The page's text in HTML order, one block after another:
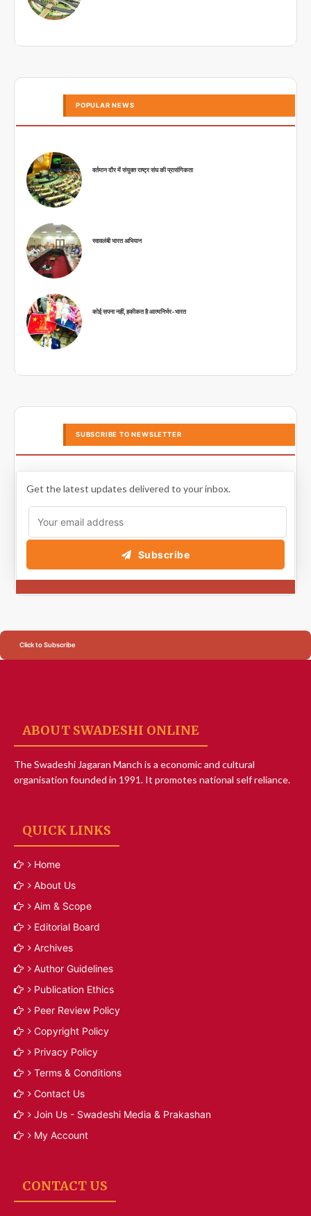
POPULAR NEWS
वर्तमान दौर में संयुक्त राष्ट्र संघ की प्रासंगिकता
स्वावलंबी भारत अभियान
कोई सपना नहीं, हकीकत है आत्मनिर्भर-भारत
SUBSCRIBE TO NEWSLETTER
Get the latest updates delivered to your inbox.
Subscribe
Click to Subscribe
ABOUT SWADESHI ONLINE
The Swadeshi Jagaran Manch is a economic and cultural
organisation founded in 1991. It promotes national self reliance.
QUICK LINKS
Home
About Us
Aim & Scope
Editorial Board
Archives
Author Guidelines
Publication Ethics
Peer Review Policy
Copyright Policy
Privacy Policy
Terms & Conditions
Contact Us
Join Us - Swadeshi Media & Prakashan
My Account
CONTACT US